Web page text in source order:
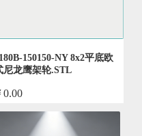
150150-NY 8x2平底欧
尼龙鹰架轮.STL
0.00